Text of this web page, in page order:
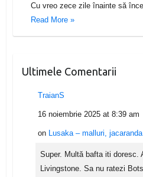
Cu vreo zece zile înainte să
Read More »
Ultimele Comentarii
TraianS
16 noiembrie 2025 at 8:39 am
on Lusaka – malluri,
Super. Multă bafta iti doresc.
Livingstone. Sa nu ratezi